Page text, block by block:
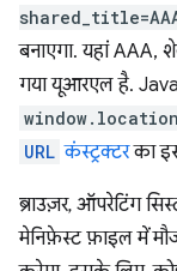
बनाएगा. यहां AAA,
गया यूआरएल है.
window.location
URL कंस्ट्रक्टरका
ब्राउज़र, ऑपरेटिंग
मेनिफ़ेस्ट फ़ाइल में